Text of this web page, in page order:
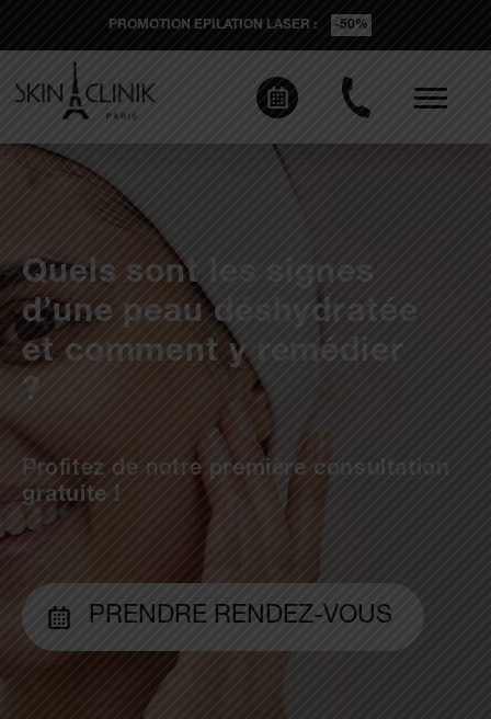
PROMOTION EPILATION LASER : -50%
Quels sont les signes
d’une peau déshydratée
et comment y remédier
?
Profitez de notre première consultation
gratuite !
PRENDRE RENDEZ-VOUS